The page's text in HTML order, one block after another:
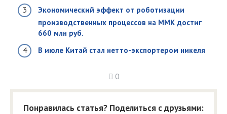
Экономический эффект от роботизации
производственных процессов на ММК достиг
660 млн руб.
В июле Китай стал нетто-экспортером никеля
0
Понравилась статья? Поделиться с друзьями: